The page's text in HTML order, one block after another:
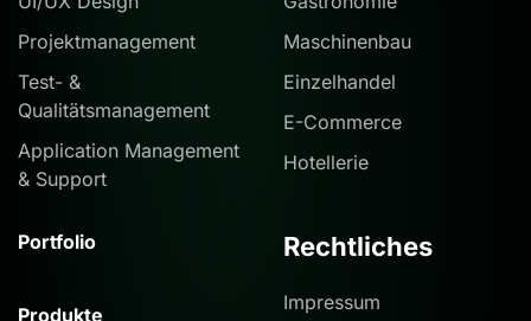
Projektmanagement
Test- &
Qualitätsmanagement
Application Management
& Support
Maschinenbau
Einzelhandel
E-Commerce
Hotellerie
Portfolio
Produkte
Rechtliches
Impressum